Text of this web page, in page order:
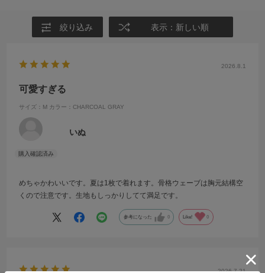
絞り込み 表示：新しい順
2026.8.1
可愛すぎる
サイズ：M カラー：CHARCOAL GRAY
いぬ
めちゃかわいいです。夏は1枚で着れます。骨格ウェーブは胸元結構空
くので注意です。生地もしっかりしてて満足です。
参考になった 0 Like! 0
2026.7.21